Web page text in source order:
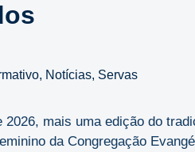
, Notícias, Servas
mais uma edição do
da Congregação